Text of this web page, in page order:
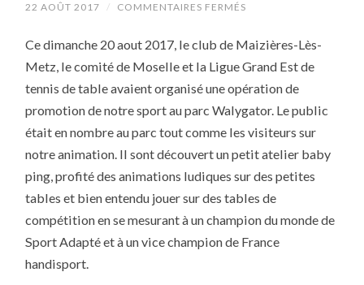
22 AOÛT 2017 / COMMENTAIRES FERMÉS
DE
À
Ce dimanche 20 aout 2017, le club de Maizières-Lès-
Metz, le comité de Moselle et la Ligue Grand Est de
tennis de table avaient organisé une opération de
promotion de notre sport au parc Walygator. Le public
était en nombre au parc tout comme les visiteurs sur
notre animation. Il sont découvert un petit atelier baby
ping, profité des animations ludiques sur des petites
tables et bien entendu jouer sur des tables de
compétition en se mesurant à un champion du monde de
Sport Adapté et à un vice champion de France
handisport.